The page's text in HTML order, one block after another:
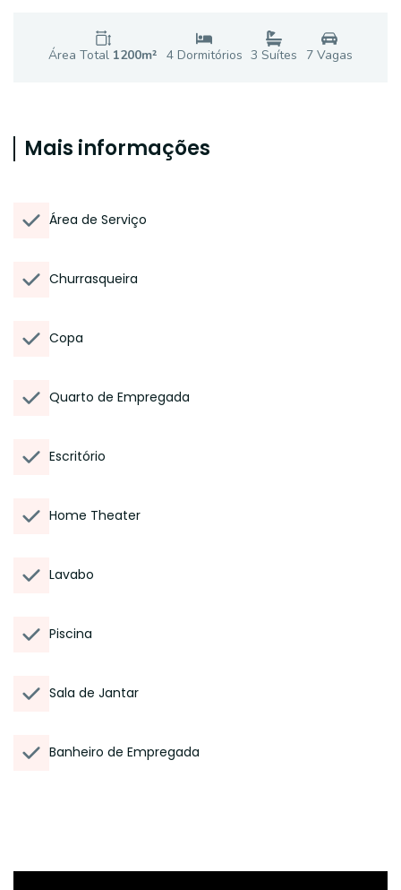
Área Total 1200m² 4Dormitórios 3 Suítes 7Vagas
Mais informações
Área de Serviço
Churrasqueira
Copa
Quarto de Empregada
Escritório
Home Theater
Lavabo
Piscina
Sala de Jantar
Banheiro de Empregada